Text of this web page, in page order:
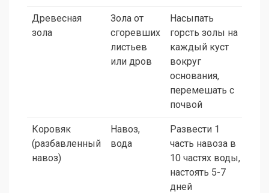
Древесная
зола
Зола от
сгоревших
листьев
или дров
Насыпать
горсть золы на
каждый куст
вокруг
основания,
перемешать с
почвой
Коровяк
(разбавленный
навоз)
Навоз,
вода
Развести 1
часть навоза в
10 частях воды,
настоять 5-7
дней